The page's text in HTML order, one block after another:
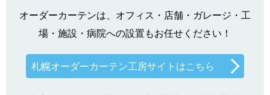
オーダーカーテンは、オフィス・店舗・ガレージ・工
場・施設・病院への設置もお任せください！
札幌オーダーカーテン工房サイトはこちら